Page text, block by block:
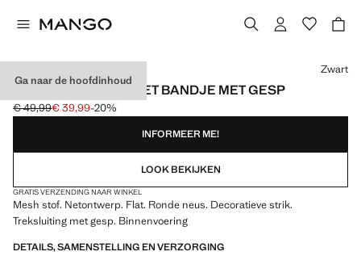
Ga naar de hoofdinhoud
MESH BALLERINA MET BANDJE MET GESP
Oorspronkelijke prijs doorgehaald [€ 49,99 ]
€ 49,99
Huidige prijs [€ 39,99 ]
€ 39,99-20%
Kies een kleur
Zwart
INFORMEER ME!
LOOK BEKIJKEN
GRATIS VERZENDING NAAR WINKEL
Mesh stof. Netontwerp. Flat. Ronde neus. Decoratieve strik.
Treksluiting met gesp. Binnenvoering
DETAILS, SAMENSTELLING EN VERZORGING